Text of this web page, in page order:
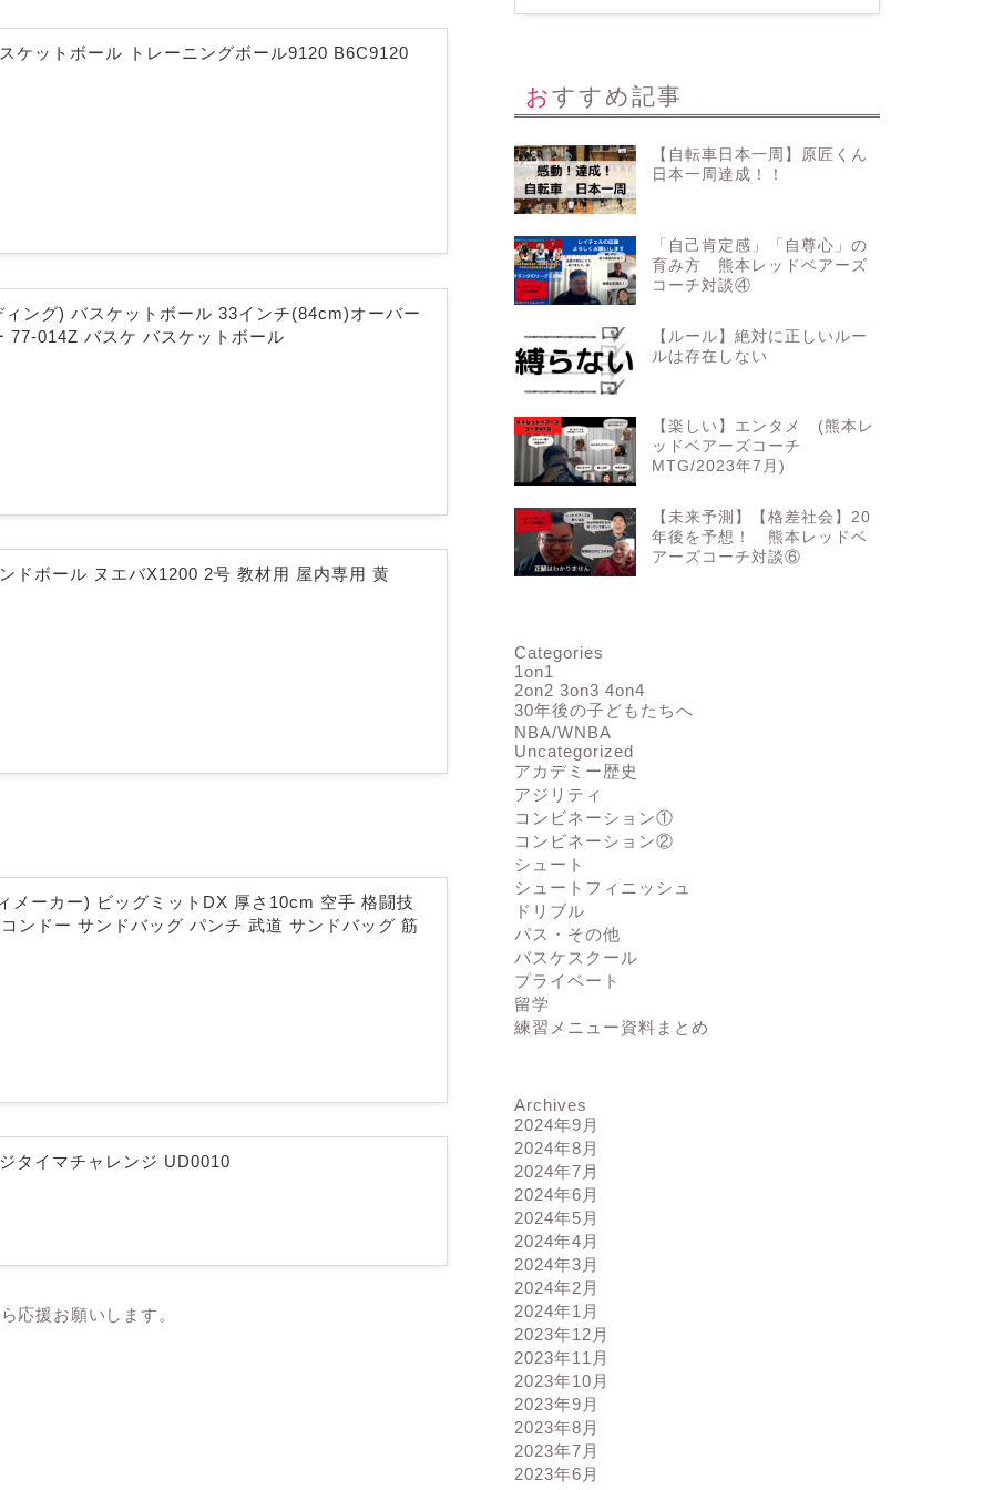
ケットボール トレーニングボール9120 B6C9120
ング) バスケットボール 33インチ(84cm)オーバー
77-014Z バスケ バスケットボール
ドボール ヌエバX1200 2号 教材用 屋内専用 黄
メーカー) ビッグミットDX 厚さ10cm 空手 格闘技
ンドー サンドバッグ パンチ 武道 サンドバッグ 筋
タイマチャレンジ UD0010
応援お願いします。
おすすめ記事
【自転車日本一周】原匠くん
日本一周達成！！
「自己肯定感」「自尊心」の
育み方 熊本レッドベアーズ
コーチ対談④
【ルール】絶対に正しいルー
ルは存在しない
【楽しい】エンタメ (熊本レ
ッドベアーズコーチ
MTG/2023年7月)
【未来予測】【格差社会】20
年後を予想！ 熊本レッドベ
アーズコーチ対談⑥
Categories
1on1
2on2 3on3 4on4
30年後の子どもたちへ
NBA/WNBA
Uncategorized
アカデミー歴史
アジリティ
コンビネーション①
コンビネーション②
シュート
シュートフィニッシュ
ドリブル
パス・その他
バスケスクール
プライベート
留学
練習メニュー資料まとめ
Archives
2024年9月
2024年8月
2024年7月
2024年6月
2024年5月
2024年4月
2024年3月
2024年2月
2024年1月
2023年12月
2023年11月
2023年10月
2023年9月
2023年8月
2023年7月
2023年6月